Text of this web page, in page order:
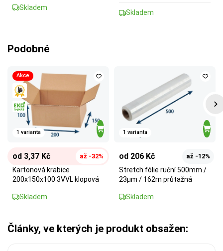
Skladem
Skladem
Podobné
Akce
1 varianta
od 3,37 Kč až -32%
Kartonová krabice
200x150x100 3VVL klopová
Skladem
1 varianta
od 206 Kč až -12%
Stretch fólie ruční 500mm /
23µm / 162m průtažná
Skladem
Články, ve kterých je produkt obsažen: